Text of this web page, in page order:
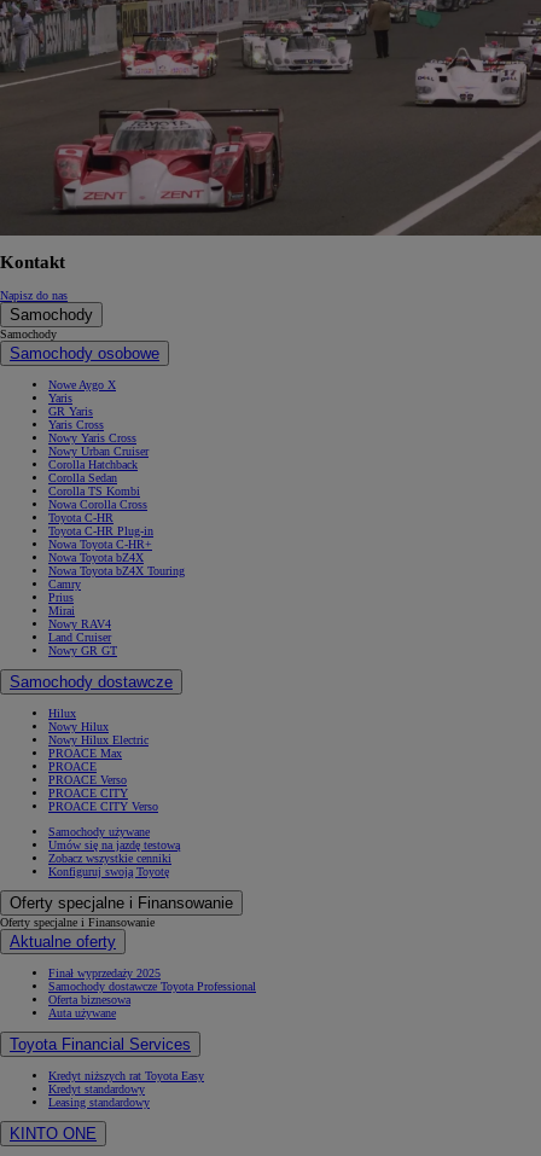
Kontakt
Napisz do nas
Samochody
Samochody
Samochody osobowe
Nowe Aygo X
Yaris
GR Yaris
Yaris Cross
Nowy Yaris Cross
Nowy Urban Cruiser
Corolla Hatchback
Corolla Sedan
Corolla TS Kombi
Nowa Corolla Cross
Toyota C-HR
Toyota C-HR Plug-in
Nowa Toyota C-HR+
Nowa Toyota bZ4X
Nowa Toyota bZ4X Touring
Camry
Prius
Mirai
Nowy RAV4
Land Cruiser
Nowy GR GT
Samochody dostawcze
Hilux
Nowy Hilux
Nowy Hilux Electric
PROACE Max
PROACE
PROACE Verso
PROACE CITY
PROACE CITY Verso
Samochody używane
Umów się na jazdę testową
Zobacz wszystkie cenniki
Konfiguruj swoją Toyotę
Oferty specjalne i Finansowanie
Oferty specjalne i Finansowanie
Aktualne oferty
Finał wyprzedaży 2025
Samochody dostawcze Toyota Professional
Oferta biznesowa
Auta używane
Toyota Financial Services
Kredyt niższych rat Toyota Easy
Kredyt standardowy
Leasing standardowy
KINTO ONE